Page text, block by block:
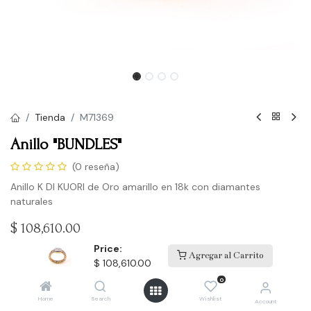
Price:
$ 108,610.00
Agregar al Carrito
Home Search
0
Wishlist Account
Tienda M71369
Anillo "BUNDLES"
(0 reseña)
Anillo K DI KUORI de Oro amarillo en 18k con diamantes
naturales
$ 108,610.00